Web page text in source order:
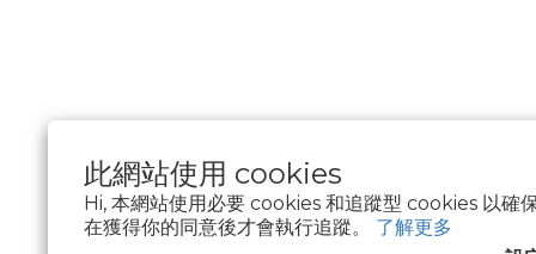
此網站使用 cookies
Hi, 本網站使用必要 cookies 和追蹤型 cookies 以確
在獲得你的同意後才會執行追蹤。 了解更多
$ TWD 繁體中文